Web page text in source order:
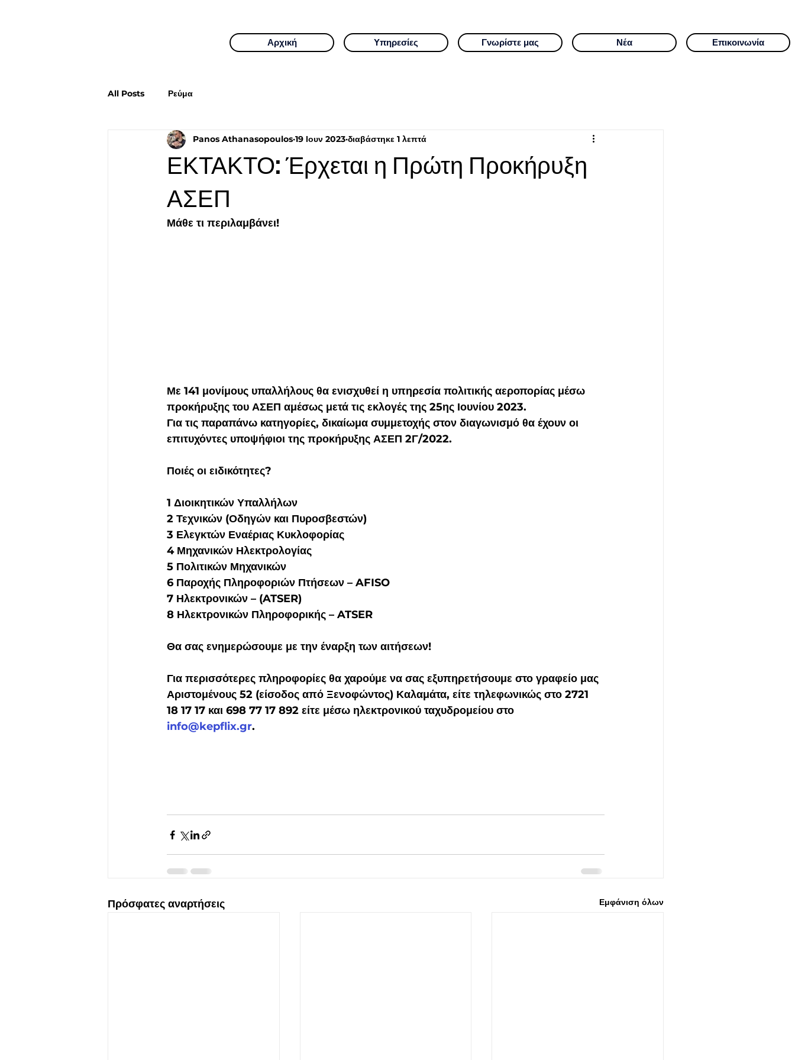
Αρχική Υπηρεσίες Γνωρίστε μας Νέα Επικοινωνία
All Posts Ρεύμα
ΕΚΤΑΚΤΟ: Έρχεται η Πρώτη Προκήρυξη
ΑΣΕΠ
Panos Athanasopoulos 19 Ιουν 2023 διαβάστηκε 1 λεπτά
Μάθε τι περιλαμβάνει!
Με 141 μονίμους υπαλλήλους θα ενισχυθεί η υπηρεσία πολιτικής αεροπορίας μέσω
προκήρυξης του ΑΣΕΠ αμέσως μετά τις εκλογές της 25ης Ιουνίου 2023.
Για τις παραπάνω κατηγορίες, δικαίωμα συμμετοχής στον διαγωνισμό θα έχουν οι
επιτυχόντες υποψήφιοι της προκήρυξης ΑΣΕΠ 2Γ/2022.
Ποιές οι ειδικότητες?
1 Διοικητικών Υπαλλήλων
2 Τεχνικών (Οδηγών και Πυροσβεστών)
3 Ελεγκτών Εναέριας Κυκλοφορίας
4 Μηχανικών Ηλεκτρολογίας
5 Πολιτικών Μηχανικών
6 Παροχής Πληροφοριών Πτήσεων – AFISO
7 Ηλεκτρονικών – (ATSER)
8 Ηλεκτρονικών Πληροφορικής – ATSER
Θα σας ενημερώσουμε με την έναρξη των αιτήσεων!
Για περισσότερες πληροφορίες θα χαρούμε να σας εξυπηρετήσουμε στο γραφείο μας
Αριστομένους 52 (είσοδος από Ξενοφώντος) Καλαμάτα, είτε τηλεφωνικώς στο 2721
18 17 17 και 698 77 17 892 είτε μέσω ηλεκτρονικού ταχυδρομείου στο
info@kepflix.gr.
Πρόσφατες αναρτήσεις Εμφάνιση όλων